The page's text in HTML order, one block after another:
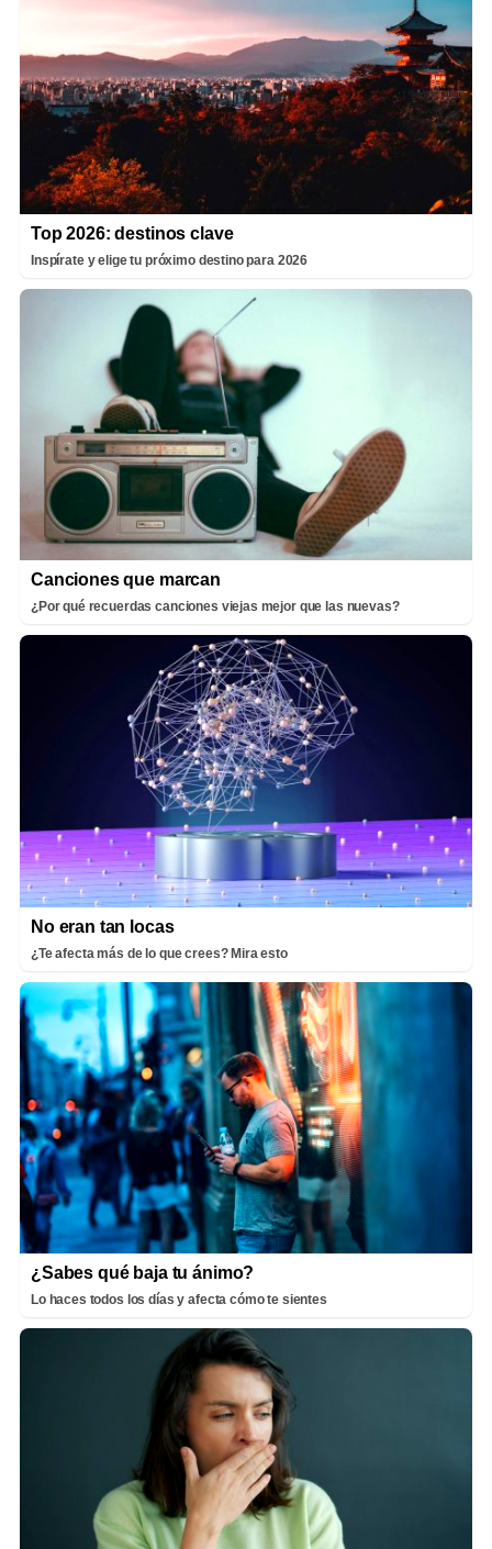
Top 2026: destinos clave
Inspírate y elige tu próximo destino para 2026
Canciones que marcan
¿Por qué recuerdas canciones viejas mejor que las nuevas?
No eran tan locas
¿Te afecta más de lo que crees? Mira esto
¿Sabes qué baja tu ánimo?
Lo haces todos los días y afecta cómo te sientes